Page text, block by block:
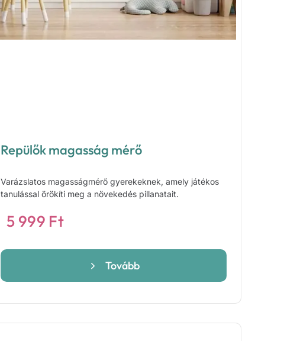
Repülők magasság mérő
Varázslatos magasságmérő gyerekeknek, amely játékos
tanulással örökíti meg a növekedés pillanatait.
5 999 Ft
Tovább